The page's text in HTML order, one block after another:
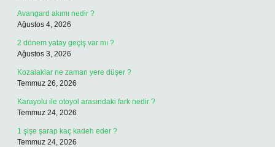
Avangard akımı nedir ?
Ağustos 4, 2026
2 dönem yatay geçiş var mı ?
Ağustos 3, 2026
Kozalaklar ne zaman yere düşer ?
Temmuz 26, 2026
Karayolu ile otoyol arasındaki fark nedir ?
Temmuz 24, 2026
1 şişe şarap kaç kadeh eder ?
Temmuz 24, 2026